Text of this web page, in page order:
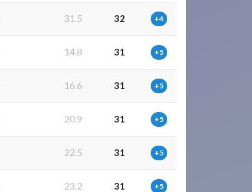
31.5 32 +4
14.8 31 +5
16.6 31 +5
20.9 31 +5
22.5 31 +5
23.2 31 +5